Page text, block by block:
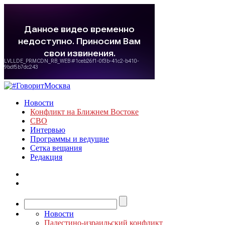
Новости
Конфликт на Ближнем Востоке
СВО
Интервью
Программы и ведущие
Сетка вещания
Редакция
Новости
Палестино-израильский конфликт